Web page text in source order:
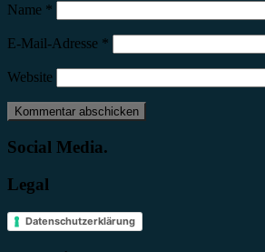
Name *
E-Mail-Adresse *
Website
Social Media.
Legal
Datenschutzerklärung